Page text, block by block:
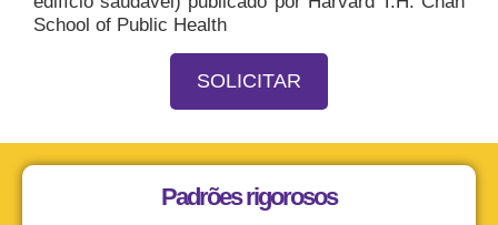
School of Public Health
SOLICITAR
Padrões rigorosos